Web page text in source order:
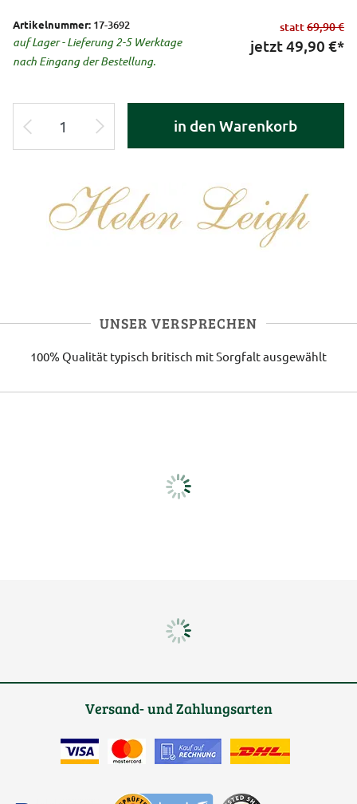
Artikelnummer: 17-3692
auf Lager - Lieferung 2-5 Werktage
nach Eingang der Bestellung.
statt69,90 €
jetzt49,90 €*
in den Warenkorb
UNSER VERSPRECHEN
100% Qualität typisch britisch mit Sorgfalt ausgewählt
Versand- und Zahlungsarten